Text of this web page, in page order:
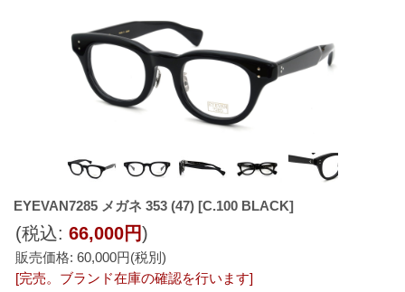
EYEVAN7285 メガネ 353 (47) [C.100 BLACK]
販売価格: 60,000円(税別)
(税込: 66,000円)
[完売。ブランド在庫の確認を行います]